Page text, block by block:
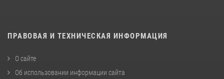
ПРАВОВАЯ И ТЕХНИЧЕСКАЯ ИНФОРМАЦИЯ
О сайте
Об использовании информации сайта